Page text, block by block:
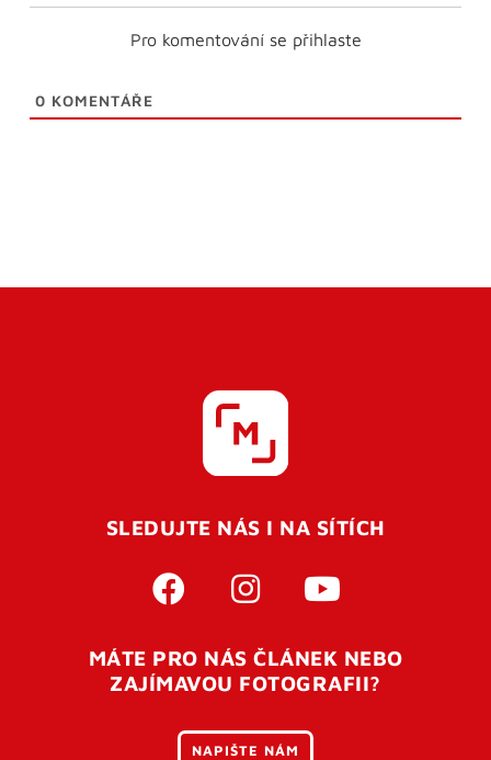
Pro komentování se přihlaste
0 KOMENTÁŘE
SLEDUJTE NÁS I NA SÍTÍCH
MÁTE PRO NÁS ČLÁNEK NEBO
ZAJÍMAVOU FOTOGRAFII?
NAPIŠTE NÁM